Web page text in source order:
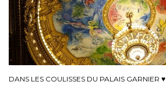
DANS LES COULISSES DU PALAIS GARNIER ♥